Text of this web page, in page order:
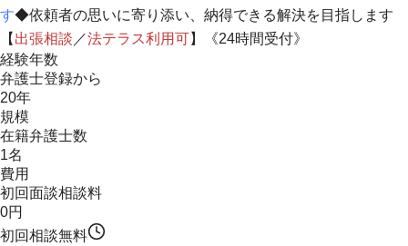
す◆依頼者の思いに寄り添い、納得できる解決を目指します
【 出張相談 ／法テラス利用可】《24時間受付》
経験年数
弁護士登録から
20年
規模
在籍弁護士数
1名
費用
初回面談相談料
0円
初回相談無料